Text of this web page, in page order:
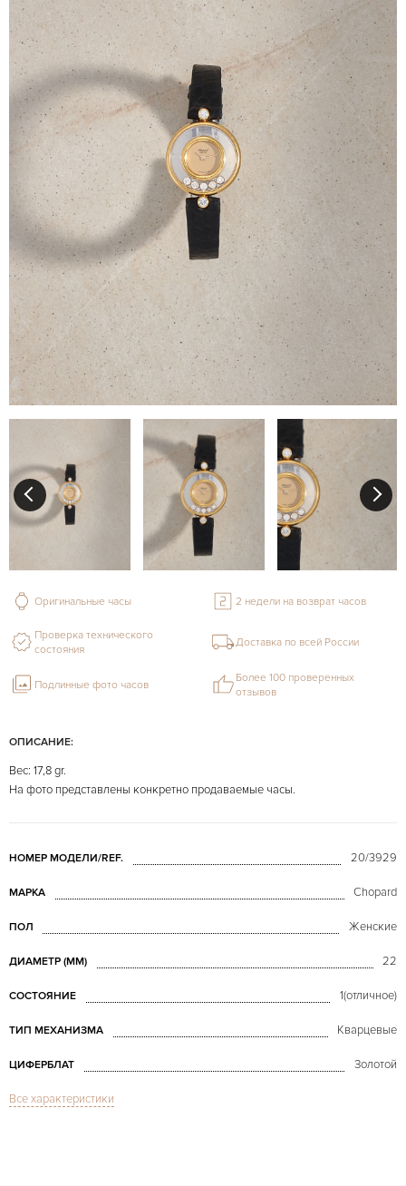
ОПИСАНИЕ:
Вес: 17,8 gr.
На фото представлены конкретно продаваемые часы.
НОМЕР МОДЕЛИ/REF. 20/3929
МАРКА Chopard
ПОЛ Женские
ДИАМЕТР (MM) 22
СОСТОЯНИЕ 1(отличное)
ТИП МЕХАНИЗМА Кварцевые
ЦИФЕРБЛАТ Золотой
СТЕКЛО
Все характеристики
Оригинальные часы 2 недели на возврат часов
Проверка технического
состояния
Доставка по всей России
Подлинные фото часов
Более 100 проверенных
отзывов